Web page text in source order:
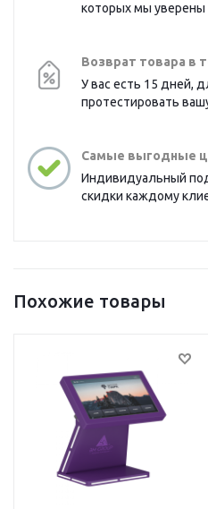
которых мы уверены
Возврат товара в
У вас есть 15 дней,
протестировать
Самые выгодные
Индивидуальный
скидки каждому
Похожие товары